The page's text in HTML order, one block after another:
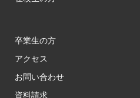
卒業生の方
アクセス
お問い合わせ
資料請求